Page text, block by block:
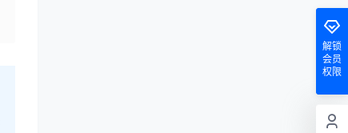
解锁
会员
权限